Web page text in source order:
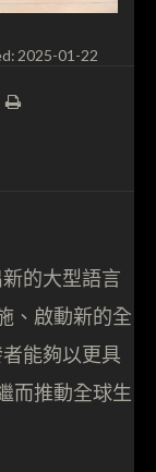
2025-01-22
的大型語言
、啟動新的全
能夠以更具
而推動全球生